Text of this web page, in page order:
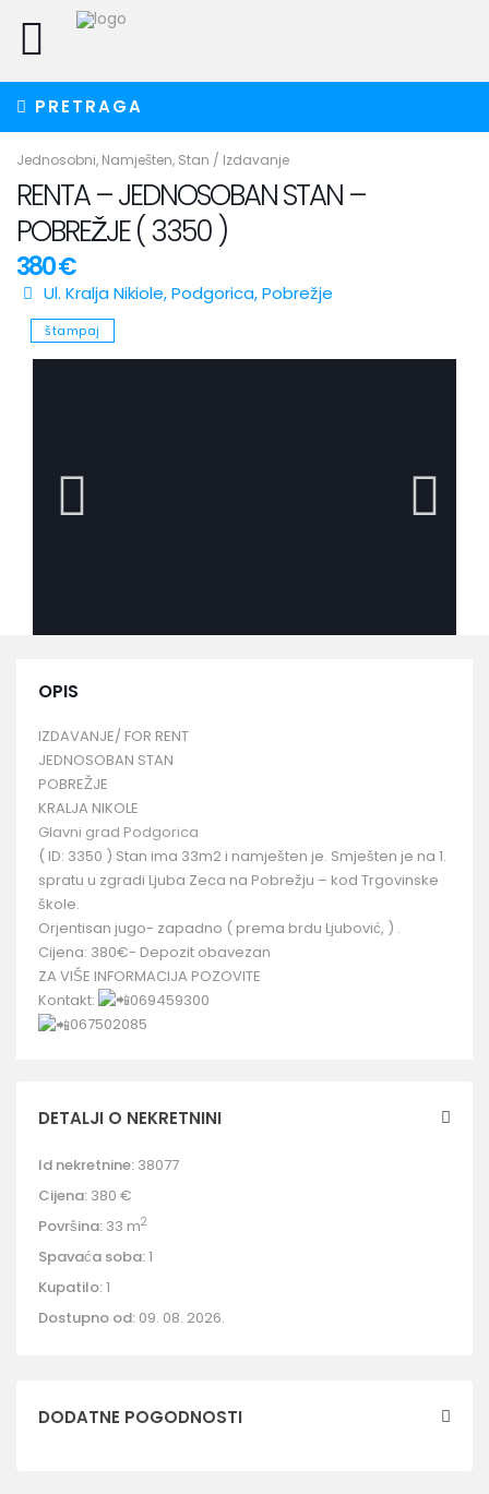
PRETRAGA
Jednosobni, Namješten, Stan / Izdavanje
RENTA – JEDNOSOBAN STAN –
POBREŽJE ( 3350 )
380 €
Ul. Kralja Nikiole,Podgorica,Pobrežje
štampaj
OPIS
IZDAVANJE/ FOR RENT
JEDNOSOBAN STAN
POBREŽJE
KRALJA NIKOLE
Glavni grad Podgorica
( ID: 3350 ) Stan ima 33m2 i namješten je. Smješten je na 1.
spratu u zgradi Ljuba Zeca na Pobrežju – kod Trgovinske
škole.
Orjentisan jugo- zapadno ( prema brdu Ljubović, ) .
Cijena: 380€- Depozit obavezan
ZA VIŠE INFORMACIJA POZOVITE
Kontakt:
069459300
067502085
DETALJI O NEKRETNINI
Id nekretnine: 38077
Cijena: 380 €
Površina: 33 m2
Spavaća soba:1
Kupatilo:1
Dostupno od: 09. 08. 2026.
DODATNE POGODNOSTI